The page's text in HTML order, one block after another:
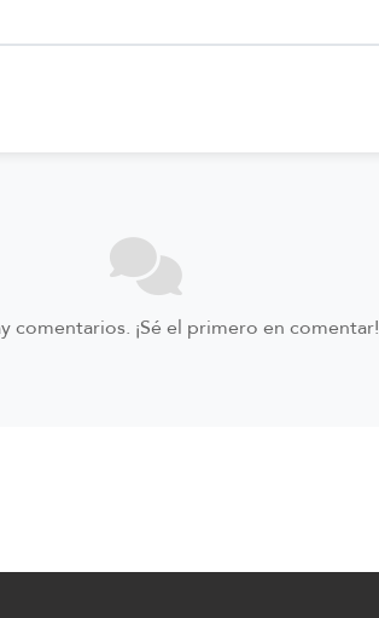
comentarios. ¡Sé el primero en comentar!